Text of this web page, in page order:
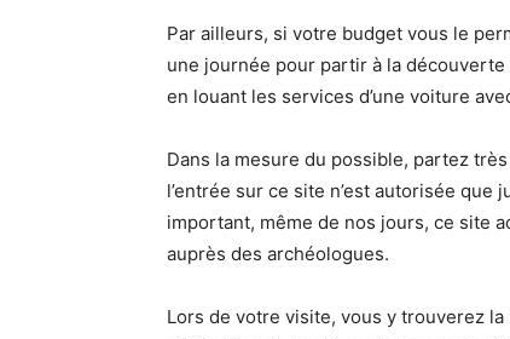
Par ailleurs, si votre budget vous le
une journée pour partir à la
en louant les services d’une voiture
Dans la mesure du possible, partez
l’entrée sur ce site n’est autorisée que
important, même de nos jours, ce site
auprès des archéologues.
Lors de votre visite, vous y trouverez